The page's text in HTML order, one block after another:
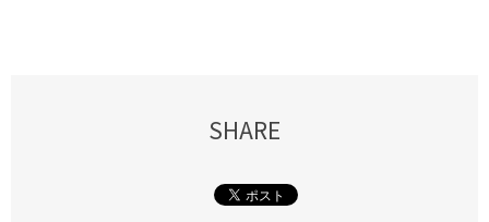
SHARE